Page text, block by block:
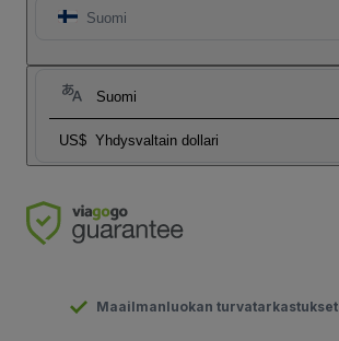
Suomi
Suomi
US$ Yhdysvaltain dollari
Maailmanluokan turvatarkastukset